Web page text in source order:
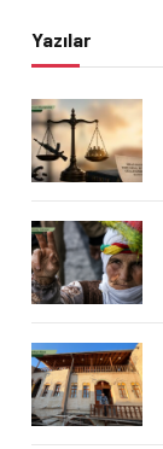
Yazılar